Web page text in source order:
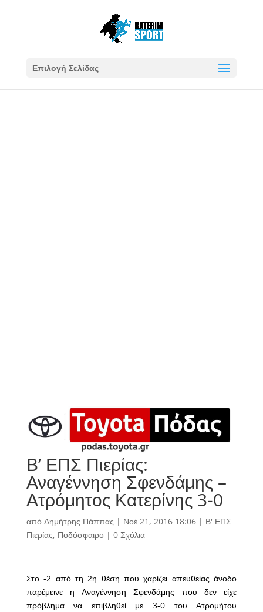
Επιλογή Σελίδας
Β’ ΕΠΣ Πιερίας:
Αναγέννηση Σφενδάμης –
Ατρόμητος Κατερίνης 3-0
από Δημήτρης Πάππας | Νοέ 21, 2016 18:06| Β' ΕΠΣ
Πιερίας, Ποδόσφαιρο| 0 Σχόλια
Στο -2 από τη 2η θέση που χαρίζει απευθείας άνοδο
παρέμεινε η Αναγέννηση Σφενδάμης που δεν είχε
πρόβλημα να επιβληθεί με 3-0 του Ατρομήτου